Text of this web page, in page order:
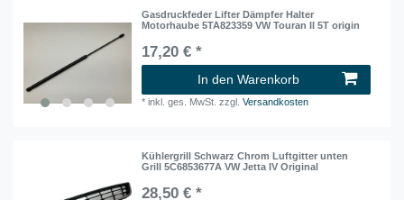
Gasdruckfeder Lifter Dämpfer Halter
Motorhaube 5TA823359 VW Touran II 5T origin
17,20 € *
In den Warenkorb
*inkl. ges. MwSt. zzgl.Versandkosten
Kühlergrill Schwarz Chrom Luftgitter unten
Grill 5C6853677A VW Jetta IV Original
28,50 € *